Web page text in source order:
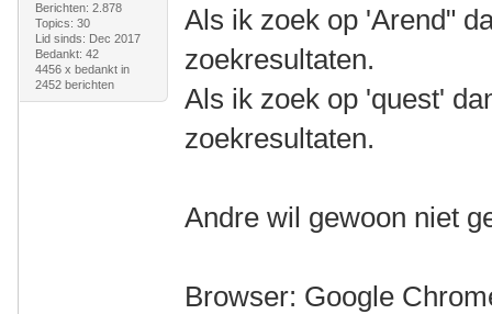
Berichten: 2.878
Topics: 30
Lid sinds: Dec 2017
Bedankt: 42
4456 x bedankt in
2452 berichten
Als ik zoek op 'Arend"
zoekresultaten.
Als ik zoek op 'quest'
zoekresultaten.
Andre wil gewoon niet
Browser: Google